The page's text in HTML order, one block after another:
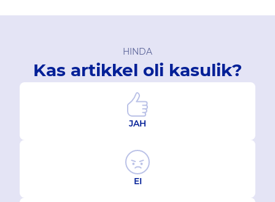
HINDA
Kas artikkel oli kasulik?
JAH
EI